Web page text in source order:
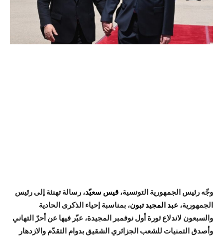
وجّه رئيس الجمهورية التونسية، قيس سعيّد، رسالة تهنئة إلى رئيس
الجمهورية، عبد المجيد تبون، بمناسبة إحياء الذكرى الحادية
والسبعون لاندلاع ثورة أول نوفمبر المجيدة، عبّر فيها عن أحرّ التهاني
وأصدق التمنيات للشعب الجزائري الشقيق بدوام التقدّم والازدهار